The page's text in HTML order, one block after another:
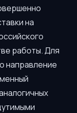
на
работы. Для
направление